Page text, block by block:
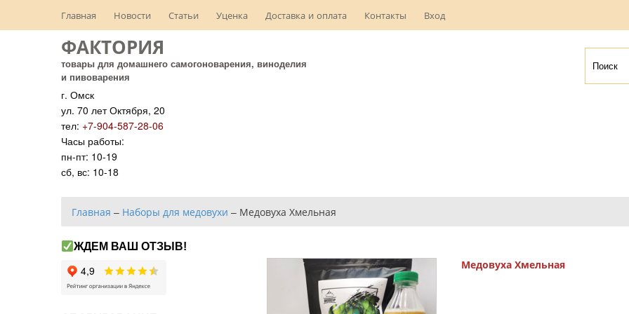
Главная Новости Статьи Уценка Доставка и оплата Контакты Вход
ФАКТОРИЯ
товары для домашнего самогоноварения, виноделия
и пивоварения
г. Омск
ул. 70 лет Октября, 20
тел: +7-904-587-28-06
Часы работы:
пн-пт: 10-19
сб, вс: 10-18
Главная – Наборы для медовухи – Медовуха Хмельная
Медовуха Хмельная
ЖДЕМ ВАШ ОТЗЫВ!